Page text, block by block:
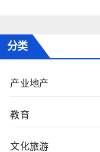
分类
产业地产
教育
文化旅游